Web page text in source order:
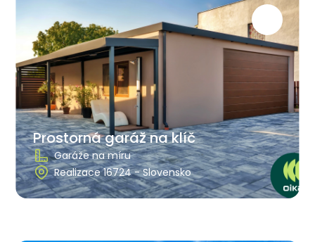
Prostorná garáž na klíč
Garáže na míru
Realizace 16724 - Slovensko